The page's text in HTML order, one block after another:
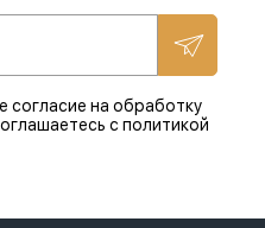
согласие на обработку
с политикой